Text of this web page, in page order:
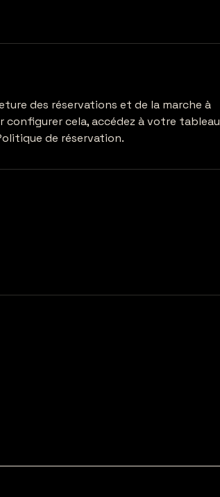
des réservations et de la marche à
configurer cela, accédez à votre
de réservation.